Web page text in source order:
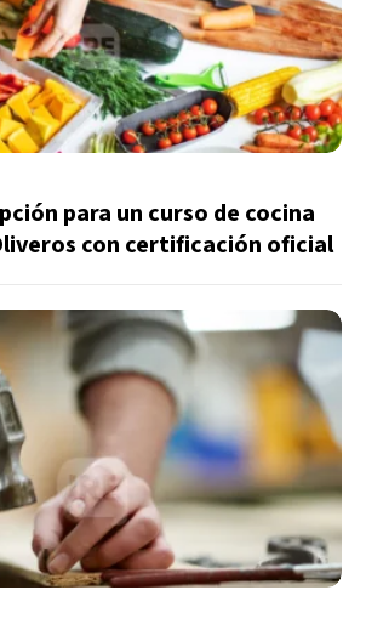
para un curso de cocina
con certificación oficial